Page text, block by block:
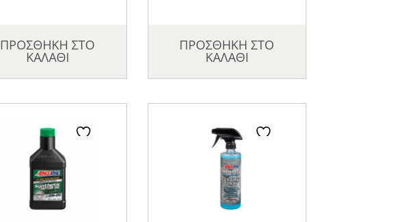
ΠΡΟΣΘΗΚΗ ΣΤΟ
ΚΑΛΑΘΙ
ΠΡΟΣΘΗΚΗ ΣΤΟ
ΚΑΛΑΘΙ